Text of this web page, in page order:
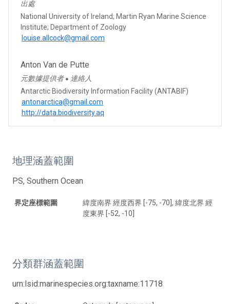
出處
National University of Ireland; Martin Ryan Marine Science
Institute; Department of Zoology
louise.allcock@gmail.com
Anton Van de Putte
元數據提供者 ● 連絡人
Antarctic Biodiversity Information Facility (ANTABIF)
antonarctica@gmail.com
http://data.biodiversity.aq
地理涵蓋範圍
PS, Southern Ocean
界定座標範圍
緯度南界 經度西界 [-75, -70], 緯度北界 經
度東界 [-52, -10]
分類群涵蓋範圍
urn:lsid:marinespecies.org:taxname:11718